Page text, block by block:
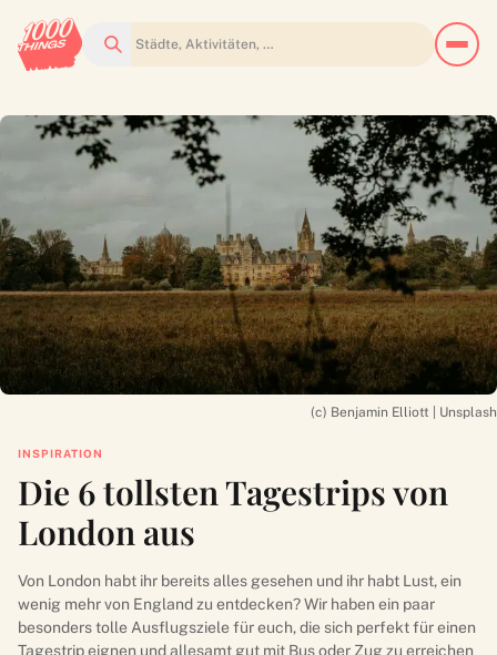
Suchen
(c) Benjamin Elliott | Unsplash
INSPIRATION
Die 6 tollsten Tagestrips von
London aus
Von London habt ihr bereits alles gesehen und ihr habt Lust, ein
wenig mehr von England zu entdecken? Wir haben ein paar
besonders tolle Ausflugsziele für euch, die sich perfekt für einen
Tagestrip eignen und allesamt gut mit Bus oder Zug zu erreichen